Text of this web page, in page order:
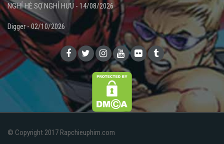
NGHỈ HÈ SỢ NGHỈ HƯU - 14/08/2026
Digger - 02/10/2026
© Copyright 2017 Rapchieuphim.com